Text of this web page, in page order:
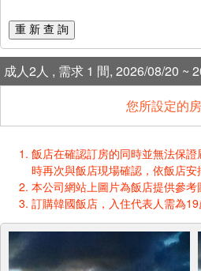
重 新 查 詢
成人2人 , 需求 1 間, 2026/08/20 ~
您所設定的
飯店在確認訂房的同時並無法保
時再次與飯店現場確認，依飯店安
本公司網站上圖片為飯店提供參
訂購韓國飯店，入住代表人需為19